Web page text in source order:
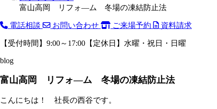
富山高岡 リフォ―ム 冬場の凍結防止法
電話相談 お問い合わせ ご来場予約 資料請求
【受付時間】9:00～17:00【定休日】水曜・祝日・日曜
blog
富山高岡 リフォ―ム 冬場の凍結防止法
こんにちは！ 社長の西谷です。